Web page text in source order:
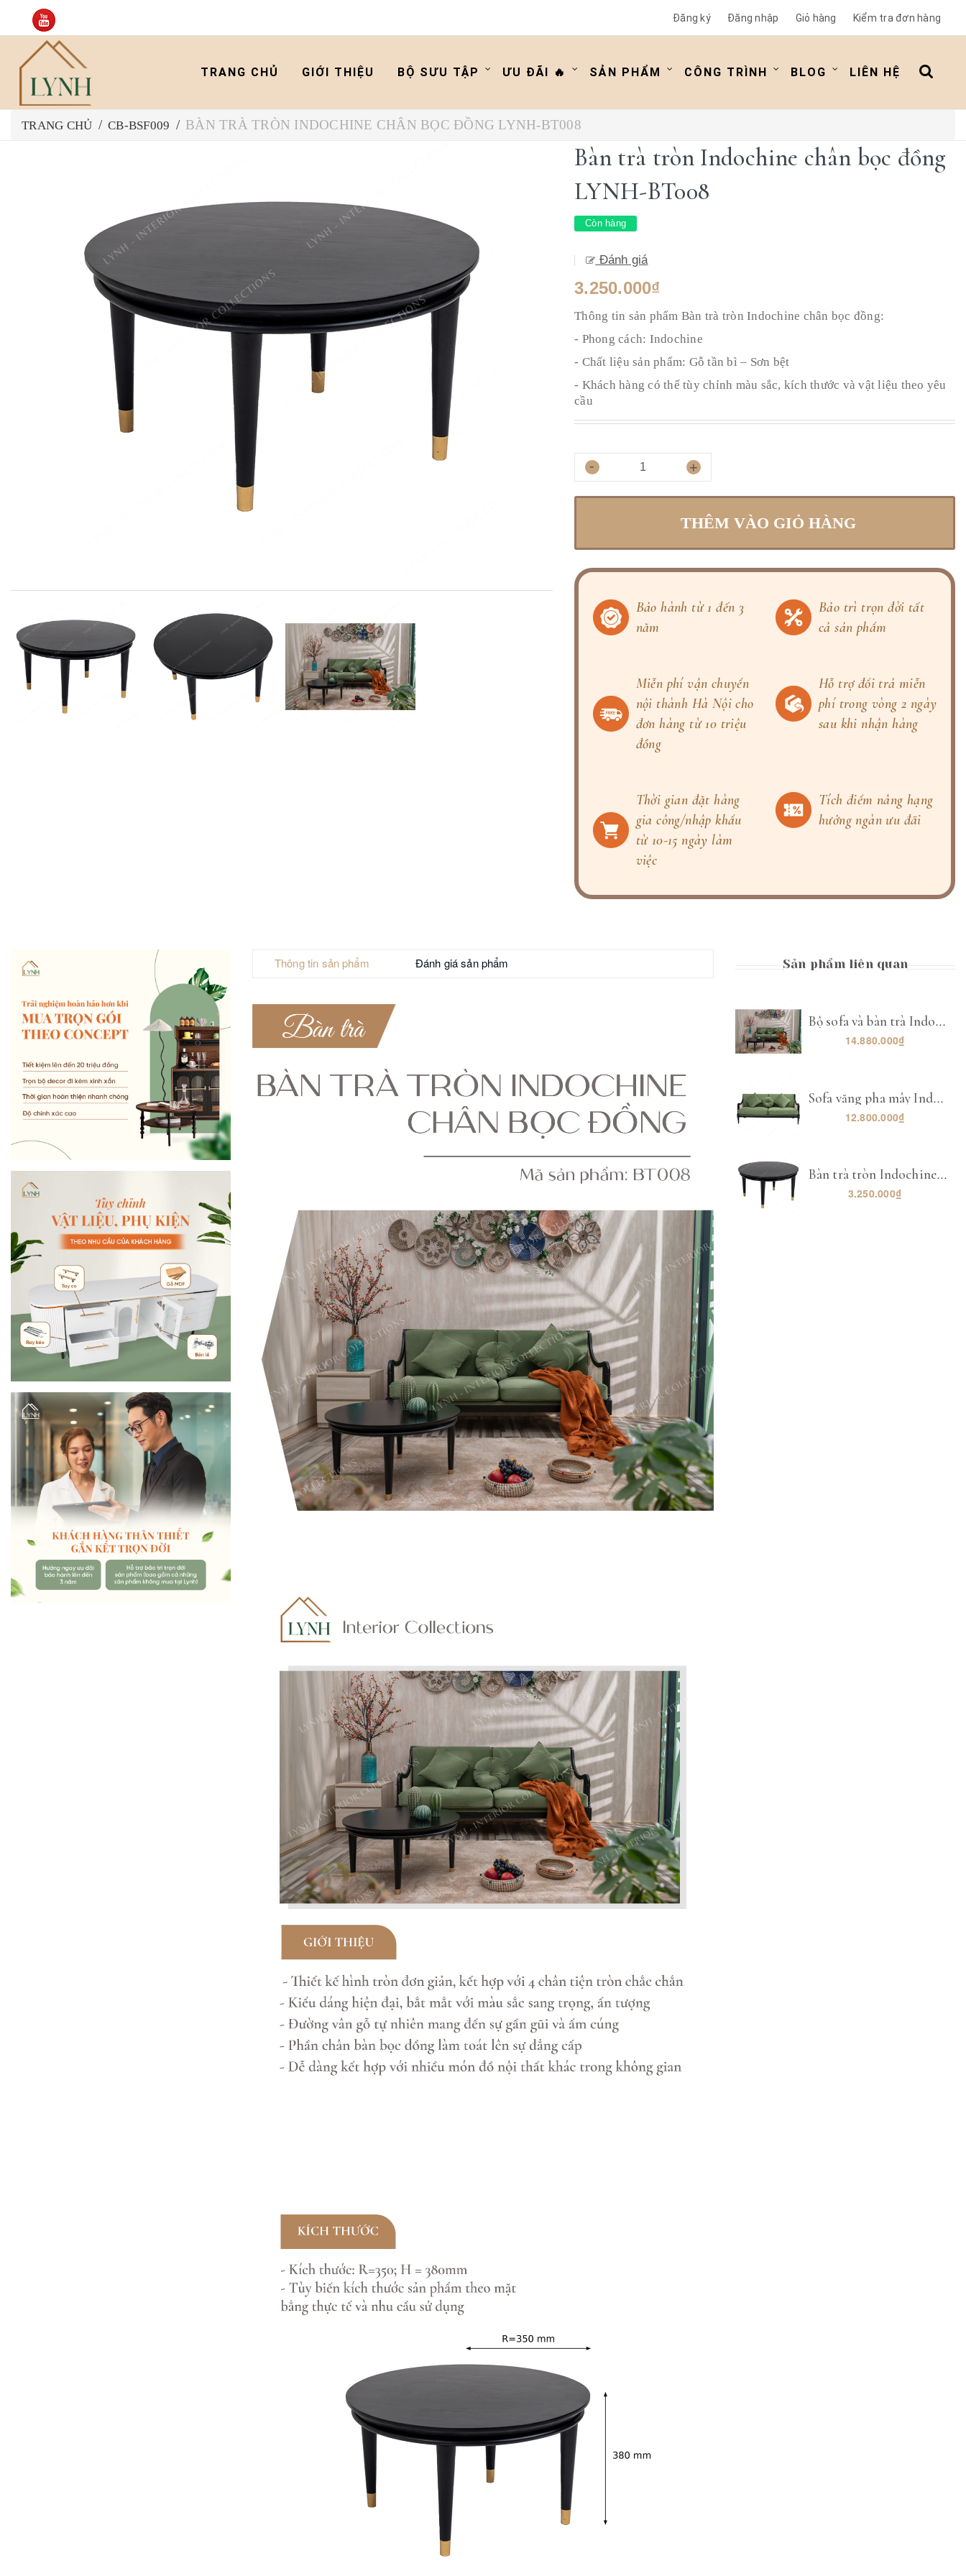
Đăng ký Đăng nhập Giỏ hàng Kiểm tra đơn hàng
TRANG CHỦ GIỚI THIỆU BỘ SƯU TẬP ƯU ĐÃI 🔥 SẢN PHẨM CÔNG TRÌNH BLOG LIÊN HỆ
TRANG CHỦ / CB-BSF009 / BÀN TRÀ TRÒN INDOCHINE CHÂN BỌC ĐỒNG LYNH-BT008
Bàn trà tròn Indochine chân bọc đồng
LYNH-BT008
Còn hàng
Đánh giá
3.250.000₫
Thông tin sản phẩm Bàn trà tròn Indochine chân bọc đồng:
- Phong cách: Indochine
- Chất liệu sản phẩm: Gỗ tần bì – Sơn bệt
- Khách hàng có thể tùy chỉnh màu sắc, kích thước và vật liệu theo yêu
cầu
- +
THÊM VÀO GIỎ HÀNG
Bảo hành từ 1 đến 3
năm
Bảo trì trọn đời tất
cả sản phẩm
Miễn phí vận chuyển
nội thành Hà Nội cho
đơn hàng từ 10 triệu
đồng
Hỗ trợ đổi trả miễn
phí trong vòng 2 ngày
sau khi nhận hàng
Thời gian đặt hàng
gia công/nhập khẩu
từ 10-15 ngày làm
việc
Tích điểm nâng hạng
hưởng ngàn ưu đãi
Thông tin sản phẩm Đánh giá sản phẩm Sản phẩm liên quan
Bộ sofa và bàn trà Indochine LYNH-CB-bsf009
14.880.000₫
Sofa văng pha mây Indochine LYNH-SF019
12.800.000₫
Bàn trà tròn Indochine chân bọc đồng LYNH-BT008
3.250.000₫